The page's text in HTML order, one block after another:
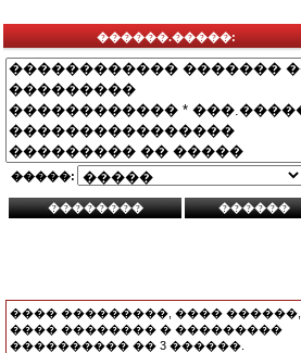
������.�����:
�����:
���� ���������, ����
���� �������� � ���������
���������� �� 3 ������.